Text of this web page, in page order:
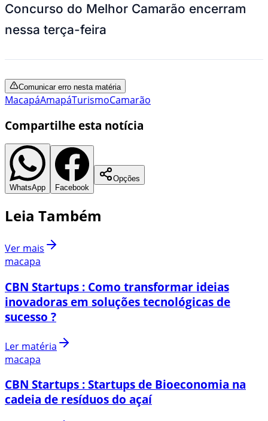
Concurso do Melhor Camarão encerram
nessa terça-feira
Comunicar erro nesta matéria
MacapáAmapáTurismoCamarão
Compartilhe esta notícia
WhatsApp Facebook
Opções
Leia Também
Ver mais
macapa
CBN Startups : Como transformar ideias
inovadoras em soluções tecnológicas de
sucesso ?
Ler matéria
macapa
CBN Startups : Startups de Bioeconomia na
cadeia de resíduos do açaí